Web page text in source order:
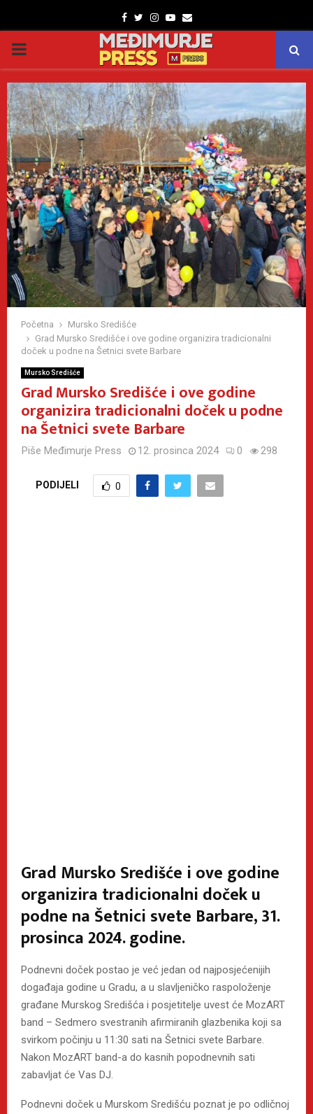
Facebook
TwitterInstagram
Youtube
Email
PRIMARY
MENU
Početna
Mursko Središće
Grad Mursko Središće i ove godine organizira tradicionalni
doček u podne na Šetnici svete Barbare
Mursko Središće
Grad Mursko Središće i ove godine
organizira tradicionalni doček u podne
na Šetnici svete Barbare
Piše Međimurje Press 12. prosinca 2024 0 298
PODIJELI 0
Grad Mursko Središće i ove godine
organizira tradicionalni doček u
podne na Šetnici svete Barbare, 31.
prosinca 2024. godine.
Podnevni doček postao je već jedan od najposjećenijih
događaja godine u Gradu, a u slavljeničko raspoloženje
građane Murskog Središća i posjetitelje uvest će MozART
band – Sedmero svestranih afirmiranih glazbenika koji sa
svirkom počinju u 11:30 sati na Šetnici svete Barbare.
Nakon MozART band-a do kasnih popodnevnih sati
zabavljat će Vas DJ.
Podnevni doček u Murskom Središću poznat je po odličnoj